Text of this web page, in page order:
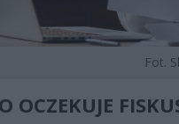
Fot.
OCZEKUJE